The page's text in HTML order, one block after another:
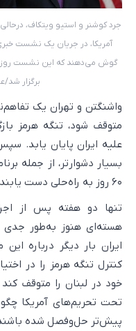
جرد کوشنر و استیو ویتکاف،
آمریکا، در جریان یک نشست
برگزار شد/
واشنگتن و تهران یک
متوقف شود، تنگه هرمز
علیه ایران پایان یابد.
بسیار دشوارتر، از جمله
۶۰ روز به راه‌حلی دست یابند.
تنها دو هفته پس از
هسته‌ای هنوز به‌طور جدی
ایران بار دیگر درباره
کنترل تنگه هرمز را در
خود در لبنان را متوقف
تحت تحریم‌های آمریکا
پیش‌تر حل‌وفصل شده